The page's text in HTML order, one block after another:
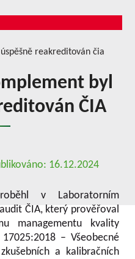
reakreditován čia
byl
ČIA
16.12.2024
v Laboratorním
ČIA, který prověřoval
managementu kvality
– Všeobecné
a kalibračních